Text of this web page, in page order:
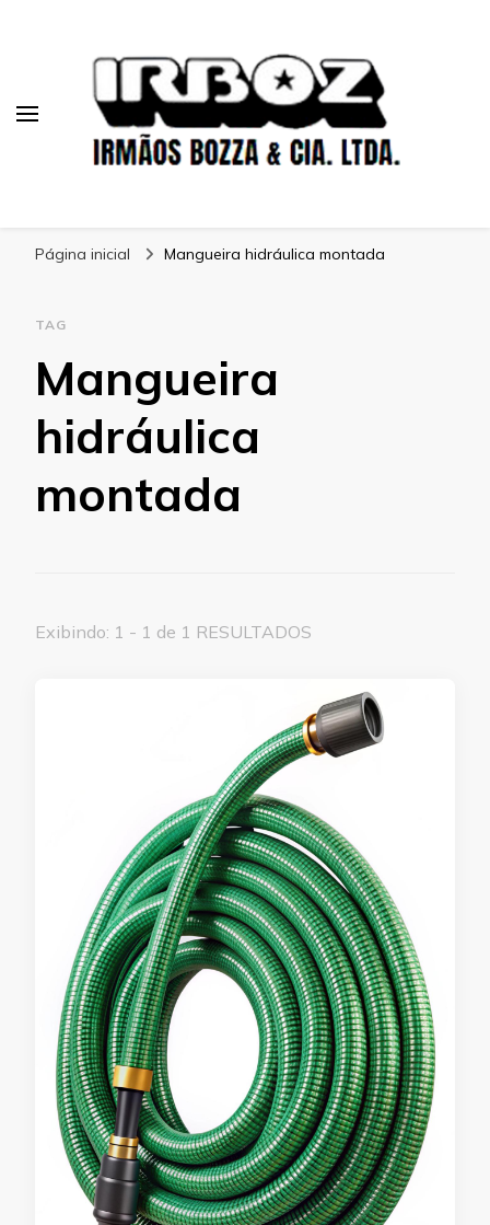
Página inicial Mangueira hidráulica montada
TAG
Mangueira
hidráulica
montada
Exibindo: 1 - 1 de 1 RESULTADOS